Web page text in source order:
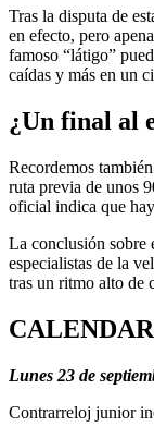
Tras la disputa de
en efecto, pero
famoso “látigo”
caídas y más en un
¿Un final al
Recordemos
ruta previa de unos
oficial indica que
La conclusión sobre
especialistas de la
tras un ritmo alto de
Lunes 23 de
Contrarreloj junior